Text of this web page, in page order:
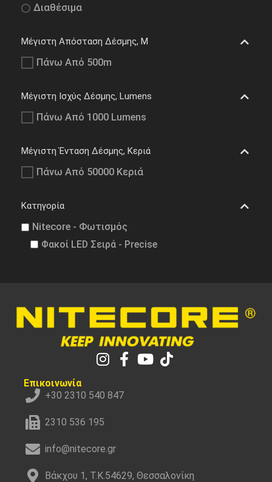
Διαθέσιμα
Μέγιστη Απόσταση Δέσμης, M
Πάνω Από 500m
Μέγιστη Ισχύς Δέσμης, Lumens
Πάνω Από 1000 Lumens
Μέγιστη Ένταση Δέσμης, Κεριά
Πάνω Από 50000 Κεριά
Κατηγορία
Nitecore - Φωτισμός
Φακοί LED Σειρά - Precise
Επικοινωνία
+30 2310 540 847
2310 536 195
info@nitecore.gr
Βάκχου 1, Τ.Κ.54629, Θεσσαλονίκη